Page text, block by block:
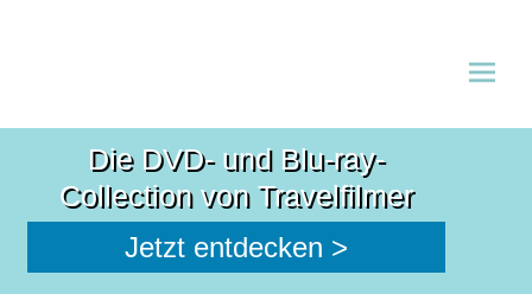
Inhalt
Die DVD- und Blu-ray-
Collection von Travelfilmer
Jetzt entdecken >